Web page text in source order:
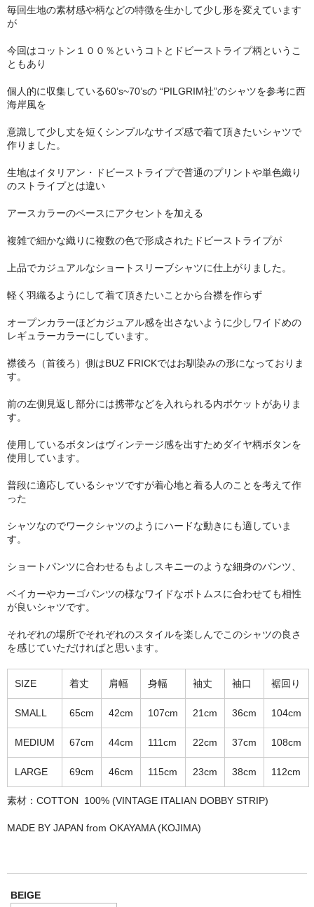
毎回生地の素材感や柄などの特徴を生かして少し形を変えています
が
今回はコットン１００％というコトとドビーストライプ柄というこ
ともあり
個人的に収集している60’s~70’sの “PILGRIM社”のシャツを参考に西
海岸風を
意識して少し丈を短くシンプルなサイズ感で着て頂きたいシャツで
作りました。
生地はイタリアン・ドビーストライプで普通のプリントや単色織り
のストライプとは違い
アースカラーのベースにアクセントを加える
複雑で細かな織りに複数の色で形成されたドビーストライプが
上品でカジュアルなショートスリーブシャツに仕上がりました。
軽く羽織るようにして着て頂きたいことから台襟を作らず
オープンカラーほどカジュアル感を出さないように少しワイドめの
レギュラーカラーにしています。
襟後ろ（首後ろ）側はBUZ FRICKではお馴染みの形になっておりま
す。
前の左側見返し部分には携帯などを入れられる内ポケットがありま
す。
使用しているボタンはヴィンテージ感を出すためダイヤ柄ボタンを
使用しています。
普段に適応しているシャツですが着心地と着る人のことを考えて作
った
シャツなのでワークシャツのようにハードな動きにも適していま
す。
ショートパンツに合わせるもよしスキニーのような細身のパンツ、
ベイカーやカーゴパンツの様なワイドなボトムスに合わせても相性
が良いシャツです。
それぞれの場所でそれぞれのスタイルを楽しんでこのシャツの良さ
を感じていただければと思います。
SIZE 着丈 肩幅 身幅 袖丈 袖口 裾回り
SMALL 65cm 42cm 107cm 21cm 36cm 104cm
MEDIUM 67cm 44cm 111cm 22cm 37cm 108cm
LARGE 69cm 46cm 115cm 23cm 38cm 112cm
素材：COTTON 100% (VINTAGE ITALIAN DOBBY STRIP)
MADE BY JAPAN from OKAYAMA (KOJIMA)
BEIGE